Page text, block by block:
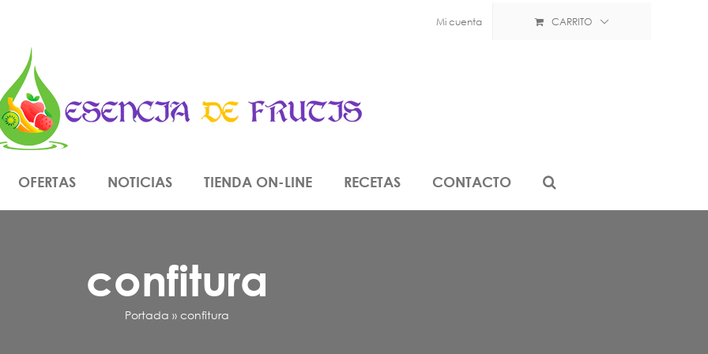
Mi cuenta CARRITO
OFERTAS NOTICIAS TIENDA ON-LINE RECETAS CONTACTO
confitura
Portada » confitura